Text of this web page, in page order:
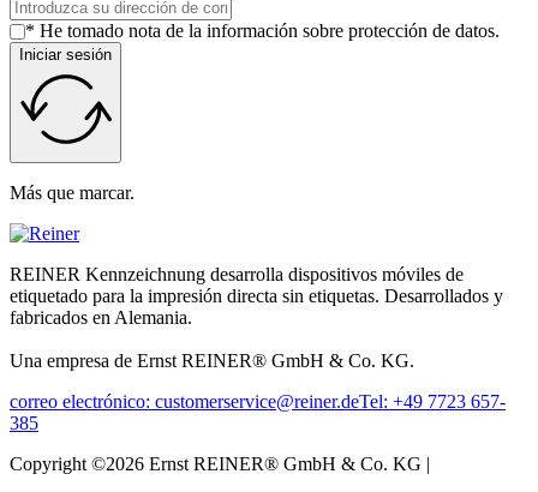
* He tomado nota de la información sobre protección de datos.
Iniciar sesión
Más que marcar.
REINER Kennzeichnung desarrolla dispositivos móviles de
etiquetado para la impresión directa sin etiquetas. Desarrollados y
fabricados en Alemania.
Una empresa de Ernst REINER® GmbH & Co. KG.
correo electrónico: customerservice@reiner.deTel: +49 7723 657-
385
Copyright ©2026 Ernst REINER® GmbH & Co. KG |